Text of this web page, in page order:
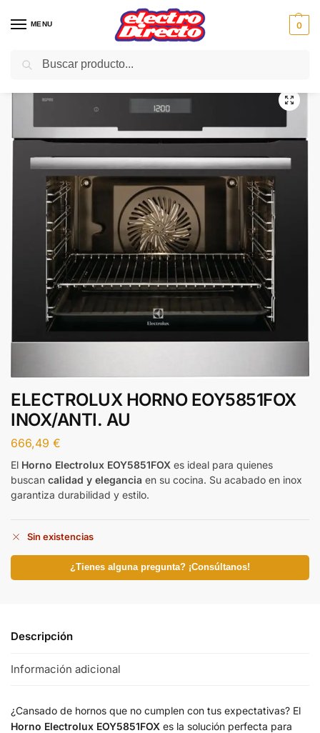
MENU 0
Inicio Gama blanca Hornos
ELECTROLUX HORNO EOY5851FOX
INOX/ANTI. AU
666,49 €
El Horno Electrolux EOY5851FOX es ideal para quienes
buscan calidad y elegancia en su cocina. Su acabado en inox
garantiza durabilidad y estilo.
Sin existencias
¿Tienes alguna pregunta? ¡Consúltanos!
Descripción
Información adicional
¿Cansado de hornos que no cumplen con tus expectativas? El
Horno Electrolux EOY5851FOX es la solución perfecta para